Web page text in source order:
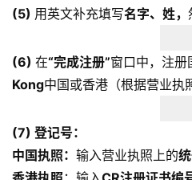
(5) 用英文补充填写名字、姓，
(6) 在“完成注册”窗口中，注
Kong中国或香港（根据营业执
(7) 登记号：
中国执照： 输入营业执照上的